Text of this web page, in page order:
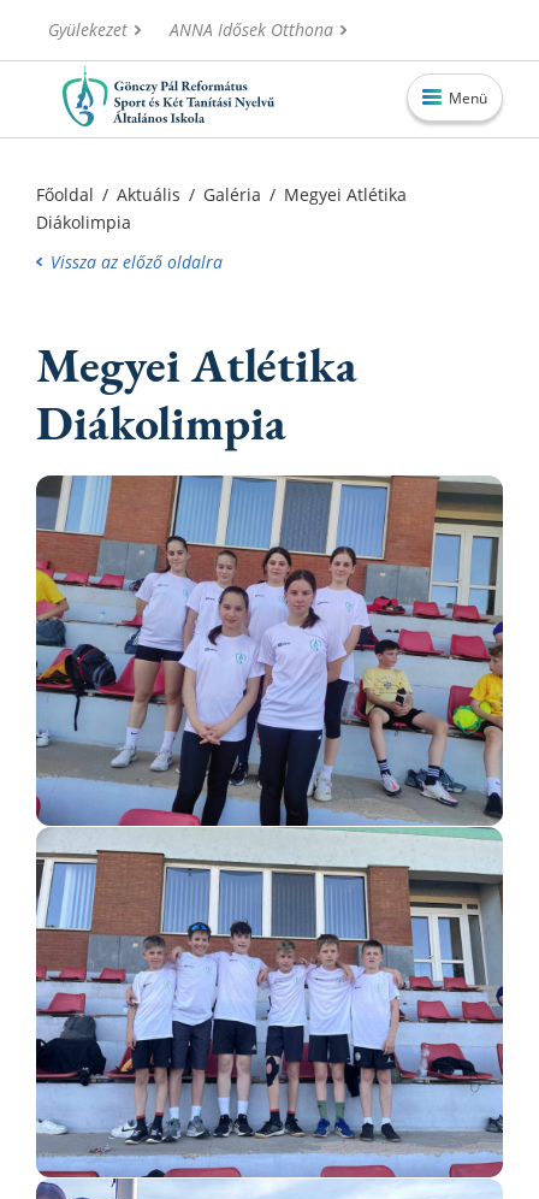
Gyülekezet ANNA Idősek Otthona
Menü
Aktuális
Iskolánk
Információk
Oktatás
Elérhetőségek
Főoldal / Aktuális / Galéria / Megyei Atlétika
Diákolimpia
Vissza az előző oldalra
Megyei Atlétika
Diákolimpia